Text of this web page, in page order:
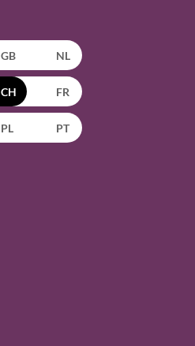
GB NL
CH FR
PL PT